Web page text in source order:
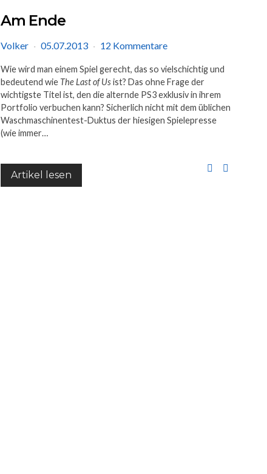
Am Ende
Volker 05.07.2013 12 Kommentare
Wie wird man einem Spiel gerecht, das so vielschichtig und
bedeutend wie The Last of Usist? Das ohne Frage der
wichtigste Titel ist, den die alternde PS3 exklusiv in ihrem
Portfolio verbuchen kann? Sicherlich nicht mit dem üblichen
Waschmaschinentest-Duktus der hiesigen Spielepresse
(wie immer…
Artikel lesen